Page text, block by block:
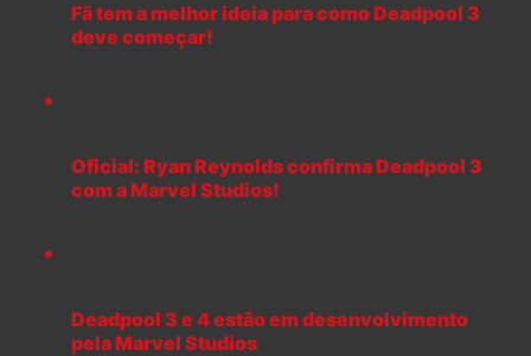
Fã tem a melhor ideia para como Deadpool 3
deve começar!
Oficial: Ryan Reynolds confirma Deadpool 3
com a Marvel Studios!
Deadpool 3 e 4 estão em desenvolvimento
pela Marvel Studios